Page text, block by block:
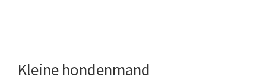
Kleine hondenmand